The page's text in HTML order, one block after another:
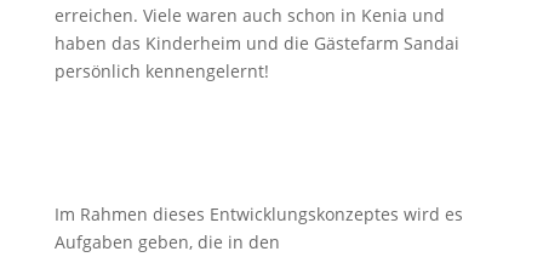
erreichen. Viele waren auch schon in Kenia und
haben das Kinderheim und die Gästefarm Sandai
persönlich kennengelernt!
Im Rahmen dieses Entwicklungskonzeptes wird es
Aufgaben geben, die in den